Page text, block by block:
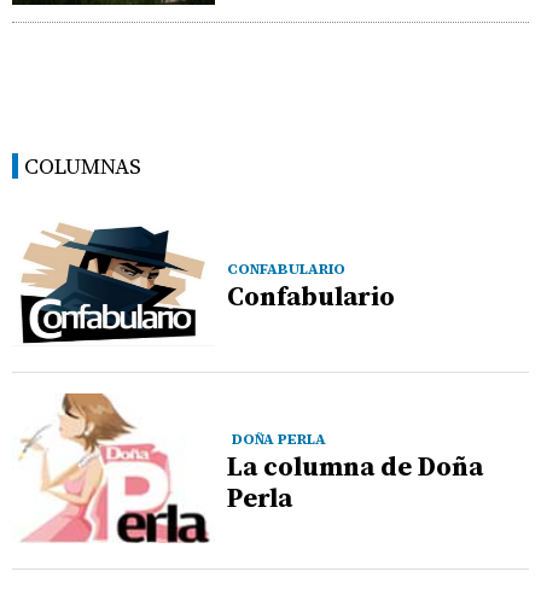
COLUMNAS
CONFABULARIO
Confabulario
DOÑA PERLA
La columna de Doña
Perla